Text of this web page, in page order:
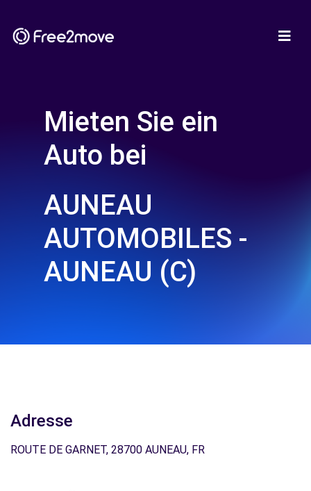
Mieten Sie ein
Auto bei
AUNEAU
AUTOMOBILES -
AUNEAU (C)
Adresse
ROUTE DE GARNET, 28700 AUNEAU, FR